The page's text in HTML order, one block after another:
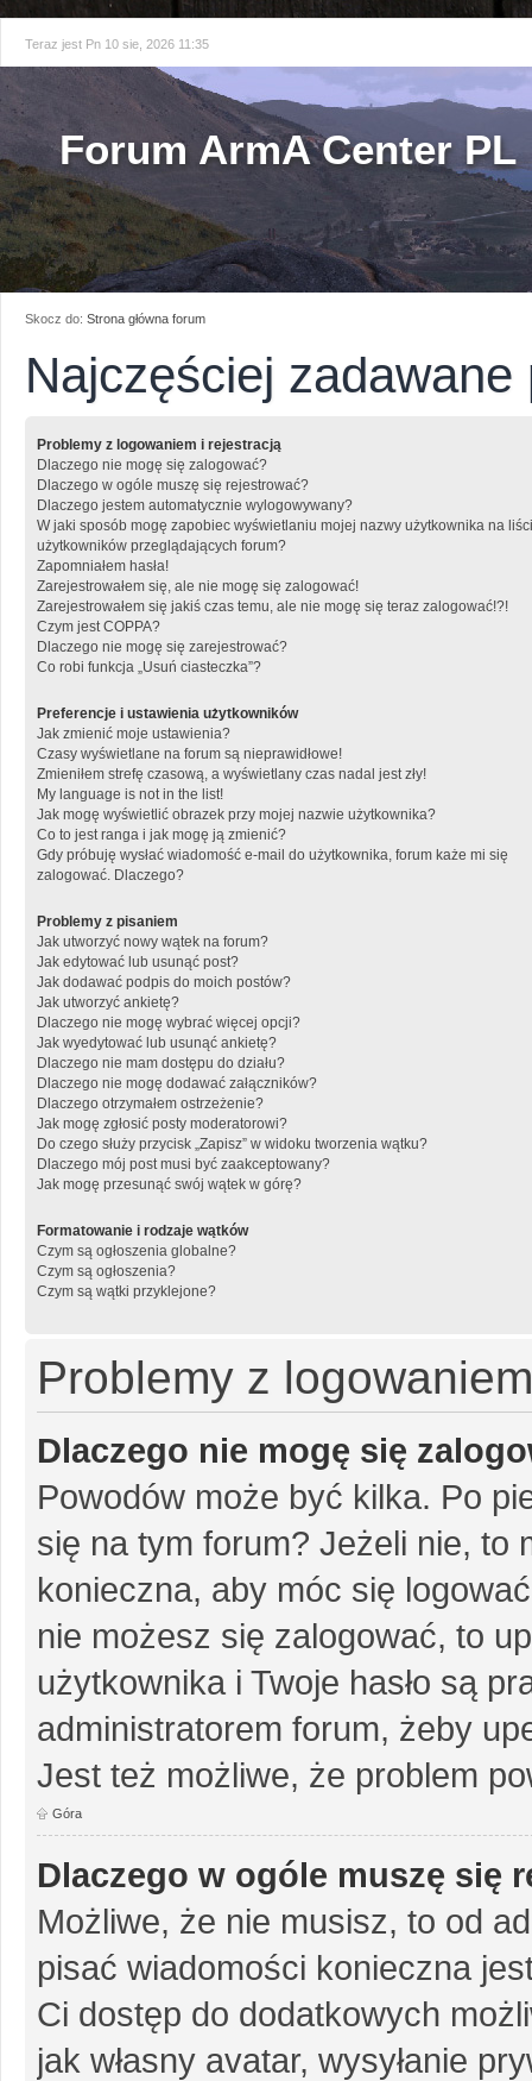
Teraz jest Pn 10 sie, 2026 11:35
Forum ArmA Center PL
Skocz do: Strona główna forum
Najczęściej zadawane
Problemy z logowaniem i rejestracją
Dlaczego nie mogę się zalogować?
Dlaczego w ogóle muszę się rejestrować?
Dlaczego jestem automatycznie wylogowywany?
W jaki sposób mogę zapobiec wyświetlaniu mojej nazwy użytkownika na
użytkowników przeglądających forum?
Zapomniałem hasła!
Zarejestrowałem się, ale nie mogę się zalogować!
Zarejestrowałem się jakiś czas temu, ale nie mogę się teraz zalogować!?!
Czym jest COPPA?
Dlaczego nie mogę się zarejestrować?
Co robi funkcja „Usuń ciasteczka”?
Preferencje i ustawienia użytkowników
Jak zmienić moje ustawienia?
Czasy wyświetlane na forum są nieprawidłowe!
Zmieniłem strefę czasową, a wyświetlany czas nadal jest zły!
My language is not in the list!
Jak mogę wyświetlić obrazek przy mojej nazwie użytkownika?
Co to jest ranga i jak mogę ją zmienić?
Gdy próbuję wysłać wiadomość e-mail do użytkownika, forum każe mi się
zalogować. Dlaczego?
Problemy z pisaniem
Jak utworzyć nowy wątek na forum?
Jak edytować lub usunąć post?
Jak dodawać podpis do moich postów?
Jak utworzyć ankietę?
Dlaczego nie mogę wybrać więcej opcji?
Jak wyedytować lub usunąć ankietę?
Dlaczego nie mam dostępu do działu?
Dlaczego nie mogę dodawać załączników?
Dlaczego otrzymałem ostrzeżenie?
Jak mogę zgłosić posty moderatorowi?
Do czego służy przycisk „Zapisz” w widoku tworzenia wątku?
Dlaczego mój post musi być zaakceptowany?
Jak mogę przesunąć swój wątek w górę?
Formatowanie i rodzaje wątków
Czym są ogłoszenia globalne?
Czym są ogłoszenia?
Czym są wątki przyklejone?
Problemy z
Dlaczego nie mogę się
Powodów może być kilka. Po
się na tym forum? Jeżeli nie, to
konieczna, aby móc się
nie możesz się zalogować, to
użytkownika i Twoje hasło są
administratorem forum, żeby
Jest też możliwe, że problem
Góra
Dlaczego w ogóle muszę się
Możliwe, że nie musisz, to od
pisać wiadomości konieczna
Ci dostęp do dodatkowych
jak własny avatar, wysyłanie